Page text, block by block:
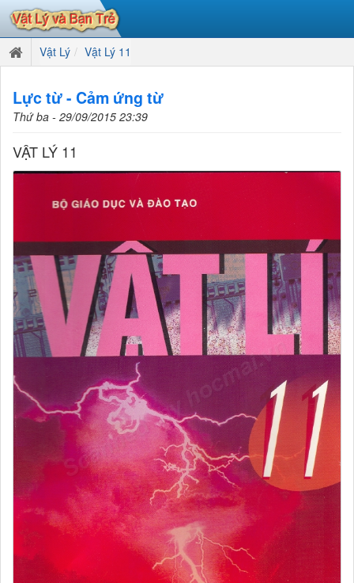
Vật Lý Vật Lý 11
Lực từ - Cảm ứng từ
Thứ ba - 29/09/2015 23:39
VẬT LÝ 11